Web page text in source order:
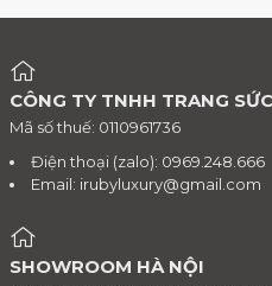
CÔNG TY TNHH TRANG
Mã số thuế: 0110961736
Điện thoại (zalo): 0969.248.666
Email: irubyluxury@gmail.com
SHOWROOM HÀ NỘI